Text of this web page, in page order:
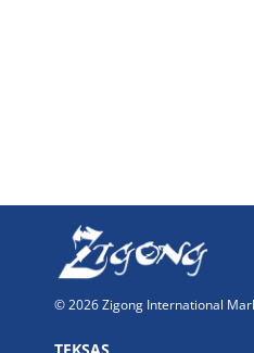
© 2026 Zigong International